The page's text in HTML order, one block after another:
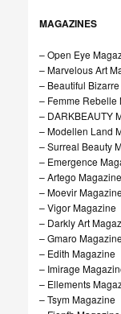
MAGAZINES
– Open Eye
– Marvelous Art
– Beautiful
– Femme Rebelle
– DARKBEAUTY
– Modellen Land
– Surreal Beauty
– Emergence
– Artego Magazine
– Moevir
– Vigor Magazine
– Darkly Art
– Gmaro
– Edith Magazine
– Imirage
– Ellements
– Tsym Magazine